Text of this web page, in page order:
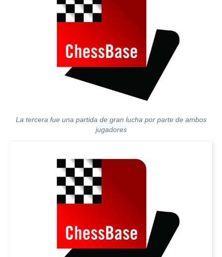
La tercera fue una partida de gran lucha por parte de ambos
jugadores